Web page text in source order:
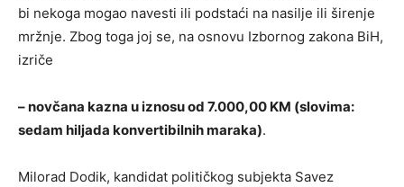
bi nekoga mogao navesti ili podstaći na nasilje ili širenje
mržnje. Zbog toga joj se, na osnovu Izbornog zakona BiH,
izriče
– novčana kazna u iznosu od 7.000,00 KM (slovima:
sedam hiljada konvertibilnih maraka).
Milorad Dodik, kandidat političkog subjekta Savez